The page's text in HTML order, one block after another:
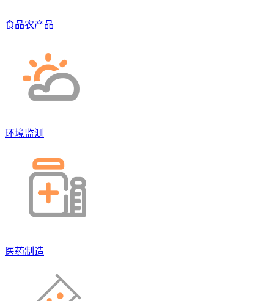
食品农产品
环境监测
医药制造